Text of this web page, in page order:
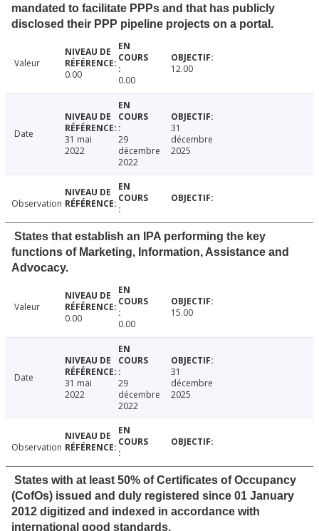
mandated to facilitate PPPs and that has publicly
disclosed their PPP pipeline projects on a portal.
Valeur
0.00
0.00
12.00
Date
31 mai
2022
29
décembre
2022
31
décembre
2025
Observation
States that establish an IPA performing the key
functions of Marketing, Information, Assistance and
Advocacy.
Valeur
0.00
0.00
15.00
Date
31 mai
2022
29
décembre
2022
31
décembre
2025
Observation
States with at least 50% of Certificates of Occupancy
(CofOs) issued and duly registered since 01 January
2012 digitized and indexed in accordance with
international good standards.